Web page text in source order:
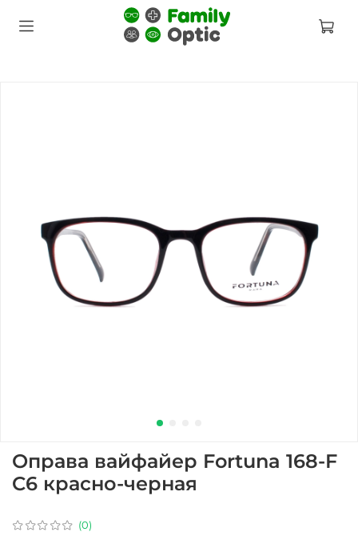
(0)
Оправа вайфайер Fortuna 168-F
C6 красно-черная